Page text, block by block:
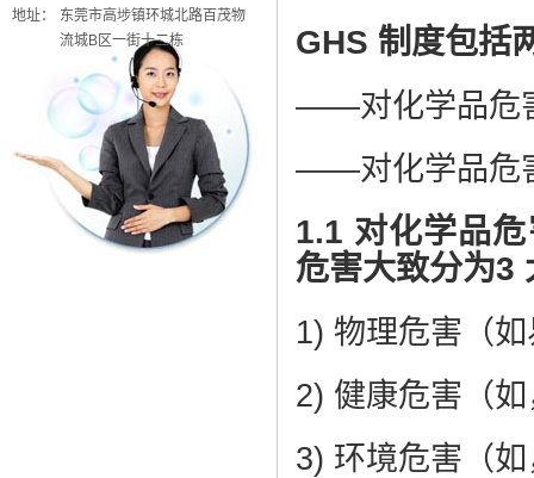
地址：
东莞市高埗镇环城北路百茂物
流城B区一街十二栋
GHS 制度包括
——对化学品危
——对化学品危
1.1 对化学品
危害大致分为3
1) 物理危害（
2) 健康危害（
3) 环境危害（